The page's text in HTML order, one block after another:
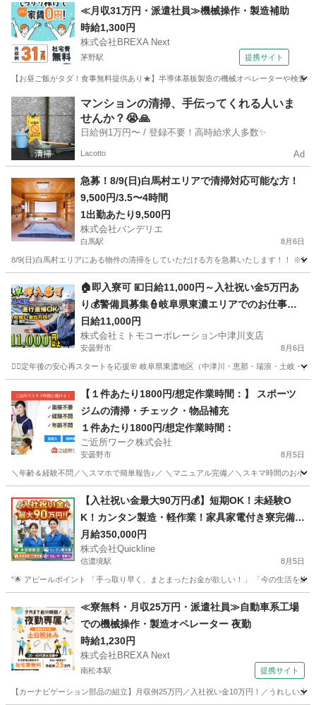
長野 上田市 上田駅 仕分け 雑草
≪月収31万円・派遣社員≫機械操作・製造補助
時給1,300円
株式会社BREXA Next
茅野駅 提携サイト
【お昼ご飯がタダ！食事無料提供あり★】半導体基板製造の機械オペレーターや検
長野 茅野市 茅野駅 その他
マンションの清掃、手伝ってくれる人いま
せんか？😭🙏
日給例1万円〜 / 登録不要！高時給求人多数✨
Lacotto Ad
急募！8/9(日)白馬村エリアで清掃対応可能な方！
9,500円/3.5〜4時間
1出勤あたり9,500円
株式会社バンデリエ
白馬駅 8月6日
8/9(日)白馬村エリアにある物件の清掃をしていただける方を急募いたします！！
白馬駅 清掃 スタッフ
🏠即入寮可 💴日給11,000円～入社祝い金5万円あ
り💰警備員募集👮岐阜県東濃エリアでのお仕事で
す📍未経験者9割以上🔰丁寧な研修があるから安心
✨日払いOK💸直行直帰可🚗まずはWeb面接で話そ
う🗣️
日給11,000円
株式会社ミトモコーポレーション中津川支店
安曇野市 8月6日
👮‍♂️定年後の安心再スタートを応援🌸 岐阜県東濃地区（中津川・恵那・瑞浪・土岐・
警備員
【１件あたり1800円/想定作業時間：】 スポーツ
ジムの清掃・チェック・物品補充
１件あたり1800円/想定作業時間：
ご近所ワーク株式会社
安曇野市 8月5日
＼年齢＆経験不問／＼スマホで簡単報告♪／ ＼マニュアル完備／＼スキマ時間のお小
その他
【入社祝い金最大90万円💰】短期OK！未経験O
K！カンタン製造・軽作業！家具家電付き寮完備
🏠
月給350,000円
株式会社Quickline
信濃境駅 8月5日
"🌟 アピールポイント 「手っ取り早く、まとまったお金が欲しい！」 「今の生活を抜
信濃境駅 工場 時給
≪寮無料・月収25万円・派遣社員≫自動車系工場
での機械操作・製造オペレーター 夜勤
時給1,230円
株式会社BREXA Next
南松本駅 提携サイト
【カーナビゲーション部品の組立】月収例25万円／入社祝い金10万円！／うれしい